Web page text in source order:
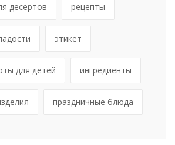
десертов рецепты
этикет
для детей ингредиенты
праздничные блюда